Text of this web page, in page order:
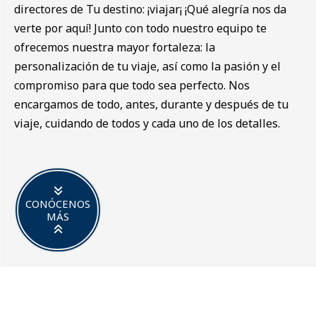
directores de Tu destino: ¡viajar¡ ¡Qué alegría nos da
verte por aquí! Junto con todo nuestro equipo te
ofrecemos nuestra mayor fortaleza: la
personalización de tu viaje, así como la pasión y el
compromiso para que todo sea perfecto. Nos
encargamos de todo, antes, durante y después de tu
viaje, cuidando de todos y cada uno de los detalles.
CONÓCENOS
MÁS